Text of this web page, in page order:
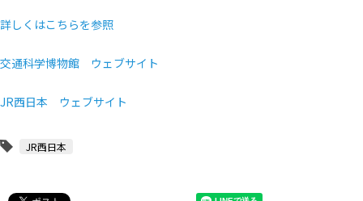
詳しくはこちらを参照
交通科学博物館 ウェブサイト
JR西日本 ウェブサイト
JR西日本